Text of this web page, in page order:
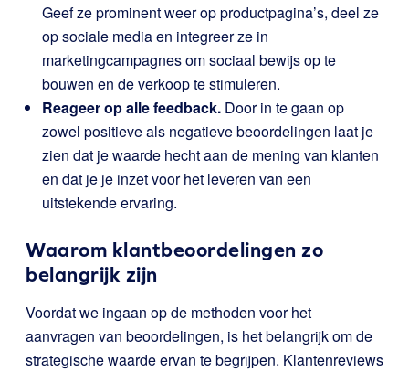
Geef ze prominent weer op productpagina’s, deel ze
op sociale media en integreer ze in
marketingcampagnes om sociaal bewijs op te
bouwen en de verkoop te stimuleren.
Reageer op alle feedback. Door in te gaan op
zowel positieve als negatieve beoordelingen laat je
zien dat je waarde hecht aan de mening van klanten
en dat je je inzet voor het leveren van een
uitstekende ervaring.
Waarom klantbeoordelingen zo
belangrijk zijn
Voordat we ingaan op de methoden voor het
aanvragen van beoordelingen, is het belangrijk om de
strategische waarde ervan te begrijpen. Klantenreviews